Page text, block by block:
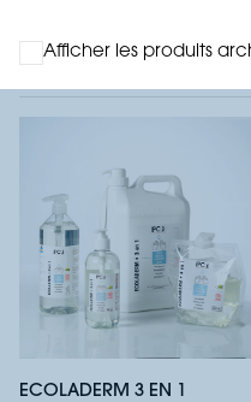
Afficher les produits
ECOLADERM 3 EN 1